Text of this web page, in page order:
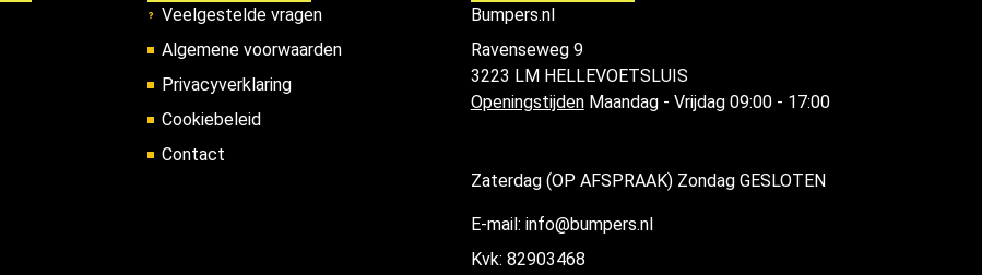
Veelgestelde vragen
Algemene voorwaarden
Privacyverklaring
Cookiebeleid
Contact
Bumpers.nl
Ravenseweg 9
3223 LM HELLEVOETSLUIS
OpeningstijdenMaandag - Vrijdag 09:00 - 17:00
Zaterdag (OP AFSPRAAK) Zondag GESLOTEN
E-mail: info@bumpers.nl
Kvk: 82903468